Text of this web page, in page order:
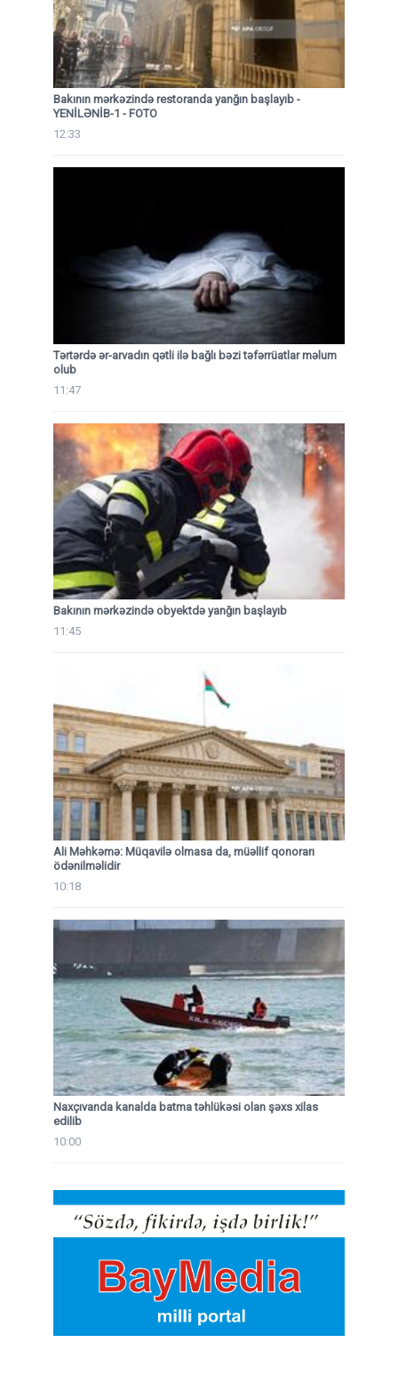
Bakının mərkəzində restoranda yanğın başlayıb -
YENİLƏNİB-1 - FOTO
12:33
Tərtərdə ər-arvadın qətli ilə bağlı bəzi təfərrüatlar məlum
olub
11:47
Bakının mərkəzində obyektdə yanğın başlayıb
11:45
Ali Məhkəmə: Müqavilə olmasa da, müəllif qonorarı
ödənilməlidir
10:18
Naxçıvanda kanalda batma təhlükəsi olan şəxs xilas
edilib
10:00